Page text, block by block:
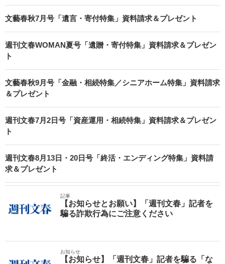
文藝春秋7月号「遺言・寄付特集」資料請求＆プレゼント
週刊文春WOMAN夏号「遺贈・寄付特集」資料請求＆プレゼン
ト
文藝春秋9月号「金融・相続特集／シニアホーム特集」資料請求
＆プレゼント
週刊文春7月2日号「資産運用・相続特集」資料請求＆プレゼン
ト
週刊文春8月13日・20日号「終活・エンディング特集」資料請
求＆プレゼント
記事
【お知らせとお願い】「週刊文春」記者を
騙る詐欺行為にご注意ください
お知らせ
【お知らせ】「週刊文春」記者を騙る「な